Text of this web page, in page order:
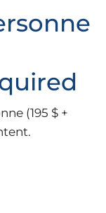
(195 $ +